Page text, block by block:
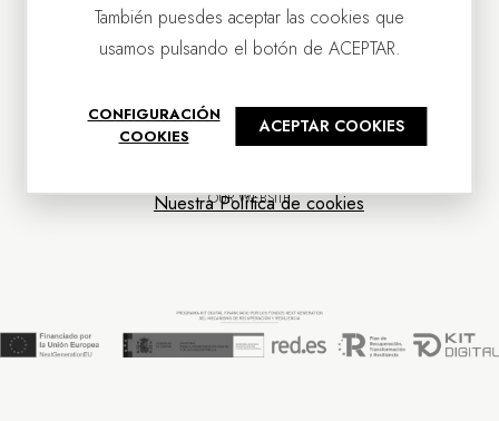
OUR COMPANY
CUSTOMER SERVICE
OUR WEBSITE
También puesdes aceptar las cookies que
usamos pulsando el botón de ACEPTAR.
CONFIGURACIÓN
COOKIES
ACEPTAR COOKIES
Nuestra Política de cookies